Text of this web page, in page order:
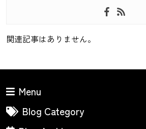
関連記事はありません。
Menu
Blog Category